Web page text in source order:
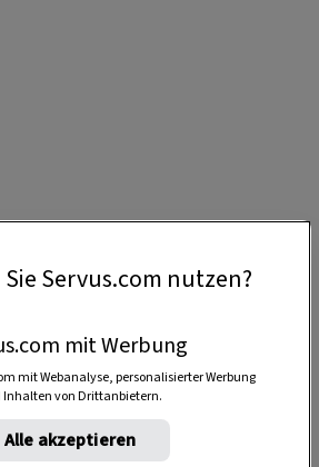
Servus.com nutzen?
mit Werbung
mit Webanalyse, personalisierter Werbung
Inhalten von Drittanbietern.
Alle akzeptieren